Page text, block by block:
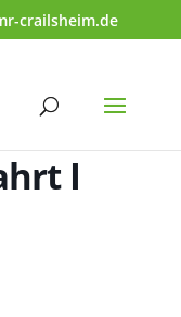
crailsheim.de
I